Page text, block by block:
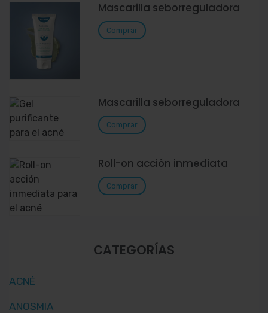
Mascarilla seborreguladora
Comprar
Mascarilla seborreguladora
Comprar
Roll-on acción inmediata
Comprar
CATEGORÍAS
ACNÉ
ANOSMIA